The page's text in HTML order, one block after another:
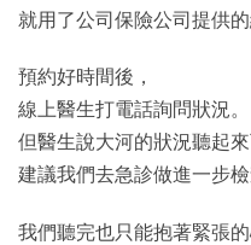
就用了公司保險公司提供
預約好時間後，
線上醫生打電話詢問狀況。
但醫生說大河的狀況聽起
建議我們去急診做進一步檢
我們聽完也只能抱著緊張的